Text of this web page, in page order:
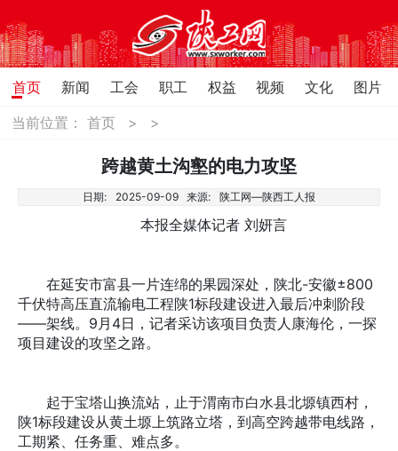
首页 新闻 工会 职工 权益 视频 文化
图片
当前位置：首页 > >
跨越黄土沟壑的电力攻坚
日期: 2025-09-09 来源: 陕工网—陕西工人报
本报全媒体记者 刘妍言
在延安市富县一片连绵的果园深处，陕北-安徽±800
千伏特高压直流输电工程陕1标段建设进入最后冲刺阶段
——架线。9月4日，记者采访该项目负责人康海伦，一探
项目建设的攻坚之路。
起于宝塔山换流站，止于渭南市白水县北塬镇西村，
陕1标段建设从黄土塬上筑路立塔，到高空跨越带电线路，
工期紧、任务重、难点多。